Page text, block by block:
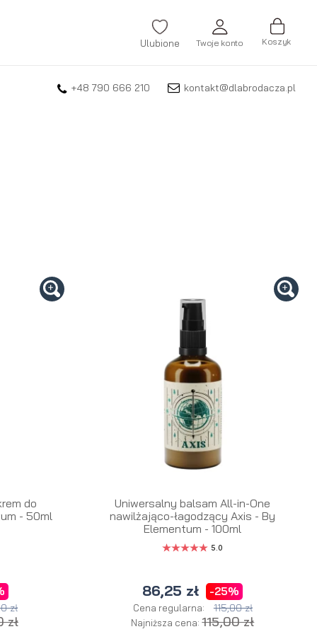
Koszyk
Twoje konto
ZALOGUJ SIĘ
Ulubione
+48 790 666 210 kontakt@dlabrodacza.pl
do
- 50ml
zł
zł
Uniwersalny balsam All-in-One
nawilżająco-łagodzący Axis - By
Elementum - 100ml
5.0
86,25 zł -25%
Cena regularna: 115,00 zł
Najniższa cena:115,00 zł